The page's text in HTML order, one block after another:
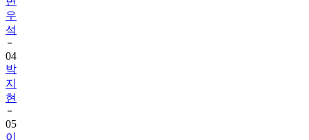
우
석
04
박
지
현
05
이